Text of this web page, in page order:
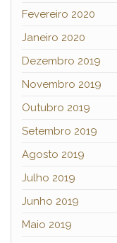
Fevereiro 2020
Janeiro 2020
Dezembro 2019
Novembro 2019
Outubro 2019
Setembro 2019
Agosto 2019
Julho 2019
Junho 2019
Maio 2019